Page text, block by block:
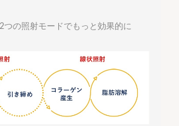
つの照射モードでもっと効果的に